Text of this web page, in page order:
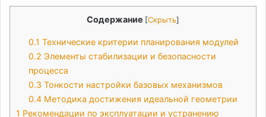
Содержание [Скрыть]
0.1 Технические критерии планирования модулей
0.2 Элементы стабилизации и безопасности
процесса
0.3 Тонкости настройки базовых механизмов
0.4 Методика достижения идеальной геометрии
1 Рекомендации по эксплуатации и устранению